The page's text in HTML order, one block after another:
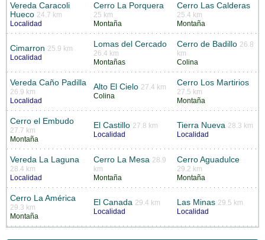
Vereda Caracoli
Hueco 24.7 km
Localidad
Cerro La Porquera
25 km
Montaña
Cerro Las Calderas
25.4 km
Montaña
Cimarron 25.9 km
Localidad
Lomas del Cercado
26.4 km
Montañas
Cerro de Badillo 26.8
km
Colina
Vereda Caño Padilla
26.9 km
Localidad
Alto El Cielo 27.4 km
Colina
Cerro Los Martirios
27.5 km
Montaña
Cerro el Embudo
27.7 km
Montaña
El Castillo 27.8 km
Localidad
Tierra Nueva 28.3 km
Localidad
Vereda La Laguna
28.4 km
Localidad
Cerro La Mesa 28.9
km
Montaña
Cerro Aguadulce
29.2 km
Montaña
Cerro La América
29.3 km
Montaña
El Canada 29.4 km
Localidad
Las Minas 29.5 km
Localidad